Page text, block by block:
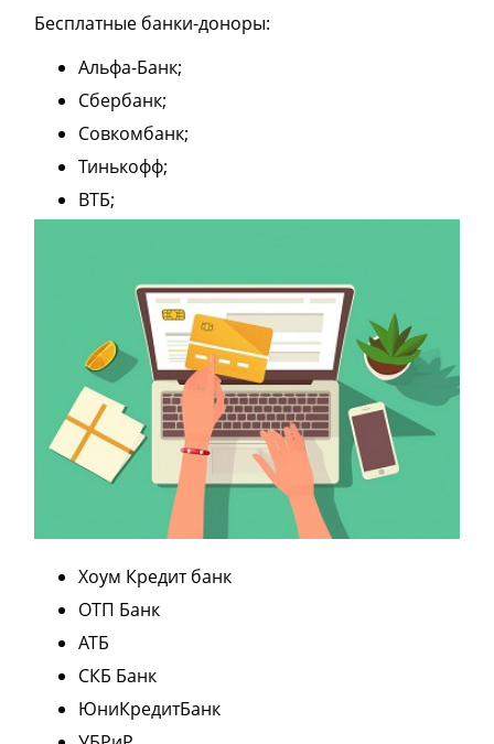
Бесплатные банки-доноры:
Альфа-Банк;
Сбербанк;
Совкомбанк;
Тинькофф;
ВТБ;
Хоум Кредит банк
ОТП Банк
АТБ
СКБ Банк
ЮниКредитБанк